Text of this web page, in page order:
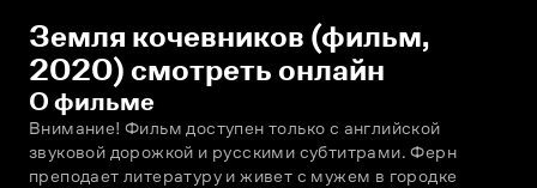
Земля кочевников (фильм,
2020) смотреть онлайн
О фильме
Внимание! Фильм доступен только с английской
звуковой дорожкой и русскими субтитрами. Ферн
преподает литературу и живeт с мужем в городке